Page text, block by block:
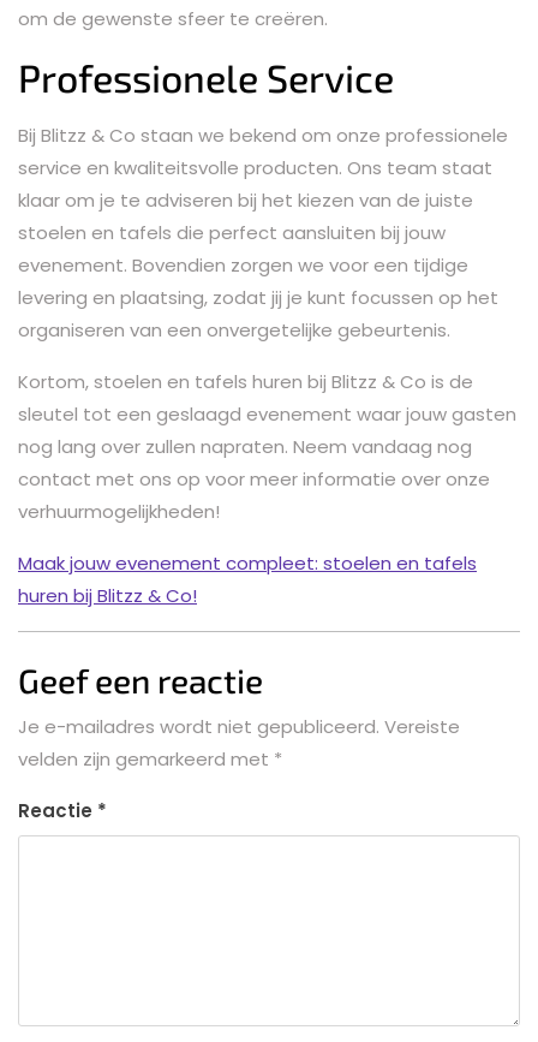
om de gewenste sfeer te creëren.
Professionele Service
Bij Blitzz & Co staan we bekend om onze professionele
service en kwaliteitsvolle producten. Ons team staat
klaar om je te adviseren bij het kiezen van de juiste
stoelen en tafels die perfect aansluiten bij jouw
evenement. Bovendien zorgen we voor een tijdige
levering en plaatsing, zodat jij je kunt focussen op het
organiseren van een onvergetelijke gebeurtenis.
Kortom, stoelen en tafels huren bij Blitzz & Co is de
sleutel tot een geslaagd evenement waar jouw gasten
nog lang over zullen napraten. Neem vandaag nog
contact met ons op voor meer informatie over onze
verhuurmogelijkheden!
Maak jouw evenement compleet: stoelen en tafels
huren bij Blitzz & Co!
Geef een reactie
Je e-mailadres wordt niet gepubliceerd. Vereiste
velden zijn gemarkeerd met *
Reactie *